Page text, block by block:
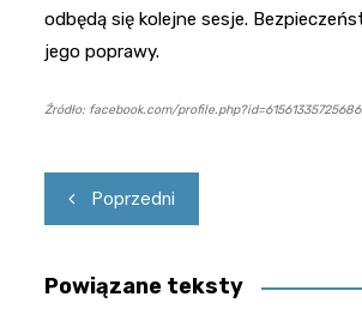
odbędą się kolejne sesje.
jego poprawy.
Źródło: facebook.com/profile.php?id=61561335725686
Nawigacja
wpisu
Poprzedni
Powiązane teksty